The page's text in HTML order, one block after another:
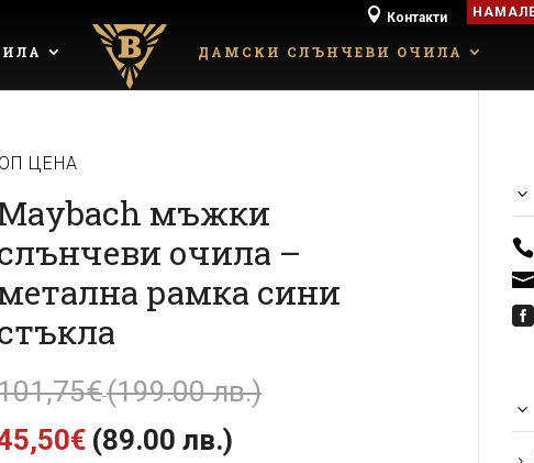
 Контакти
ДАМСКИ СЛЪНЧЕВИ ОЧИЛА
ЦЕНА
мъжки
очила –
рамка сини
€(199.00 лв.)
€ (89.00 лв.)
